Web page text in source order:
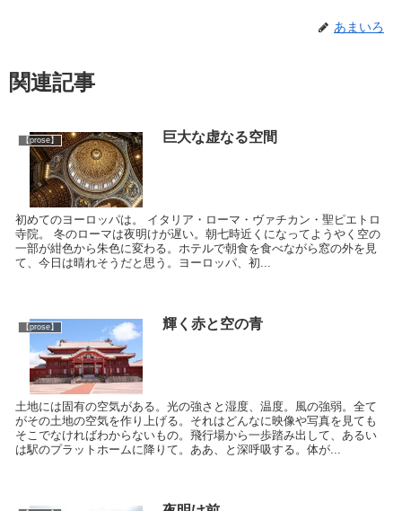
あまいろ
関連記事
【prose】 巨大な虚なる空間
初めてのヨーロッパは。 イタリア・ローマ・ヴァチカン・聖ピエトロ
寺院。 冬のローマは夜明けが遅い。朝七時近くになってようやく空の
一部が紺色から朱色に変わる。ホテルで朝食を食べながら窓の外を見
て、今日は晴れそうだと思う。ヨーロッパ、初...
【prose】 輝く赤と空の青
土地には固有の空気がある。光の強さと湿度、温度。風の強弱。全て
がその土地の空気を作り上げる。それはどんなに映像や写真を見ても
そこでなければわからないもの。飛行場から一歩踏み出して、あるい
は駅のプラットホームに降りて。ああ、と深呼吸する。体が...